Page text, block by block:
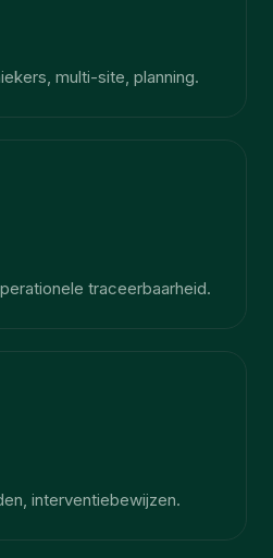
multi-site, planning.
traceerbaarheid.
interventiebewijzen.